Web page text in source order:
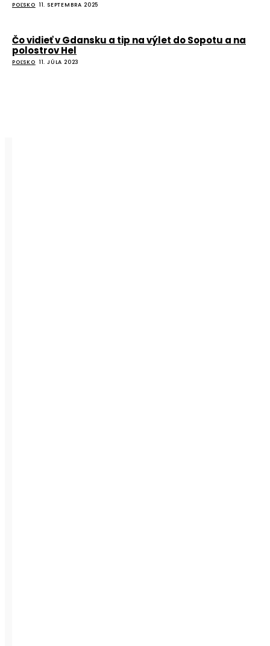
POĽSKO 11. SEPTEMBRA 2025
Čo vidieť v Gdansku a tip na výlet do Sopotu a na
polostrov Hel
POĽSKO 11. JÚLA 2023